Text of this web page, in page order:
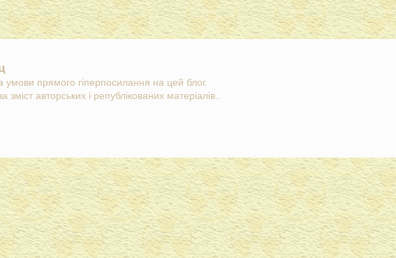
умови прямого гіперпосилання на цей блог.
авторських і републікованих матеріалів..